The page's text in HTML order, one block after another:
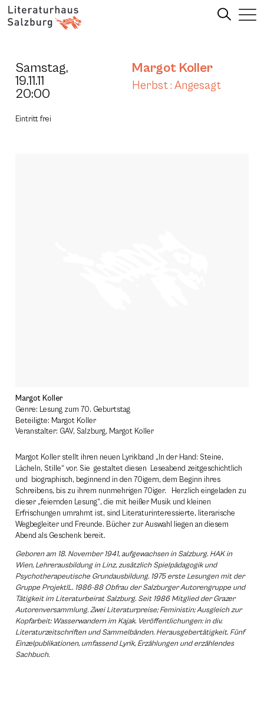
Samstag,
19.11.11
20:00
Margot Koller
Herbst : Angesagt
Eintritt frei
Margot Koller
Genre: Lesung zum 70. Geburtstag
Beteiligte: Margot Koller
Veranstalter: GAV, Salzburg, Margot Koller
Margot Koller stellt ihren neuen Lyrikband „In der Hand: Steine,
Lächeln, Stille“ vor. Sie gestaltet diesen Leseabend zeitgeschichtlich
und biographisch, beginnend in den 70igern, dem Beginn ihres
Schreibens, bis zu ihrem nunmehrigen 70iger. Herzlich eingeladen zu
dieser „feiernden Lesung“, die mit heißer Musik und kleinen
Erfrischungen umrahmt ist, sind Literaturinteressierte, literarische
Wegbegleiter und Freunde. Bücher zur Auswahl liegen an diesem
Abend als Geschenk bereit.
Geboren am 18. November 1941, aufgewachsen in Salzburg. HAK in
Wien, Lehrerausbildung in Linz, zusätzlich Spielpädagogik und
Psychotherapeutische Grundausbildung. 1975 erste Lesungen mit der
Gruppe ProjektIL. 1986-88 Obfrau der Salzburger Autorengruppe und
Tätigkeit im Literaturbeirat Salzburg. Seit 1986 Mitglied der Grazer
Autorenversammlung. Zwei Literaturpreise; Feministin; Ausgleich zur
Kopfarbeit: Wasserwandern im Kajak. Veröffentlichungen: in div.
Literaturzeitschriften und Sammelbänden. Herausgebertätigkeit. Fünf
Einzelpublikationen, umfassend Lyrik, Erzählungen und erzählendes
Sachbuch.